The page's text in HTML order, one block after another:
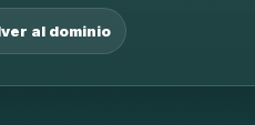
al dominio